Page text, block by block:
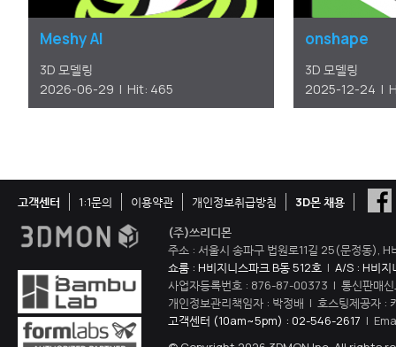
Meshy AI
3D 모델링
2026-06-29 | Hit: 465
onshape
3D 모델링
2025-12-24 |
고객센터 1:1문의 이용약관 개인정보취급방침
3D몬 채용
(주)쓰리디몬
주소 : 서울시 송파구 법원로11길 25(문정동),
쇼룸 : H비지니스파크 B동 512호 | A/S : H비지
사업자등록번호 : 876-87-00373 | 통신판매
개인정보관리책임자 : 박정배 | 호스팅제공자 :
고객센터 (10am~5pm) : 02-546-2617 |